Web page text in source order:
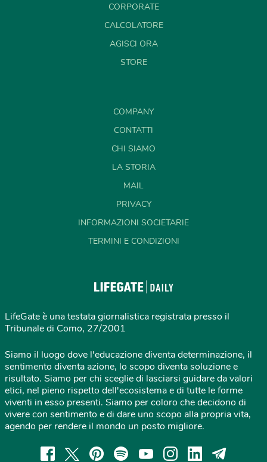
CORPORATE
CALCOLATORE
AGISCI ORA
STORE
COMPANY
CONTATTI
CHI SIAMO
LA STORIA
MAIL
PRIVACY
INFORMAZIONI SOCIETARIE
TERMINI E CONDIZIONI
LifeGate è una testata giornalistica registrata presso il
Tribunale di Como, 27/2001
Siamo il luogo dove l'educazione diventa determinazione, il
sentimento diventa azione, lo scopo diventa soluzione e
risultato. Siamo per chi sceglie di lasciarsi guidare da valori
etici, nel pieno rispetto dell'ecosistema e di tutte le forme
viventi in esso presenti. Siamo per coloro che decidono di
vivere con sentimento e di dare uno scopo alla propria vita,
agendo per rendere il mondo un posto migliore.